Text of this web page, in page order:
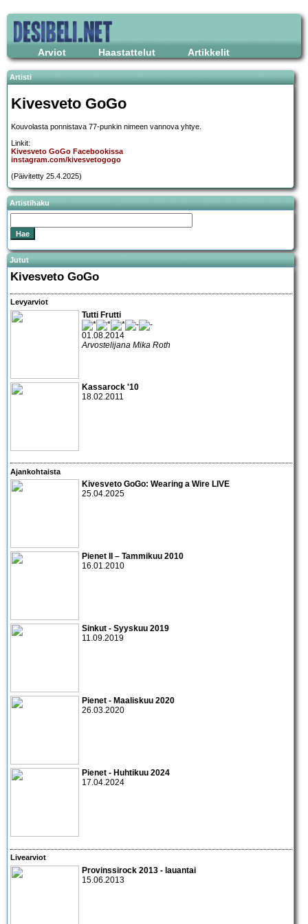
Arviot Haastattelut Artikkelit
Artisti
Kivesveto GoGo
Kouvolasta ponnistava 77-punkin nimeen vannova yhtye.
Linkit:
Kivesveto GoGo Facebookissa
instagram.com/kivesvetogogo
(Päivitetty 25.4.2025)
Artistihaku
Jutut
Kivesveto GoGo
Levyarviot
Tutti Frutti
01.08.2014
Arvostelijana Mika Roth
Kassarock '10
18.02.2011
Ajankohtaista
Kivesveto GoGo: Wearing a Wire LIVE
25.04.2025
Pienet II – Tammikuu 2010
16.01.2010
Sinkut - Syyskuu 2019
11.09.2019
Pienet - Maaliskuu 2020
26.03.2020
Pienet - Huhtikuu 2024
17.04.2024
Livearviot
Provinssirock 2013 - lauantai
15.06.2013